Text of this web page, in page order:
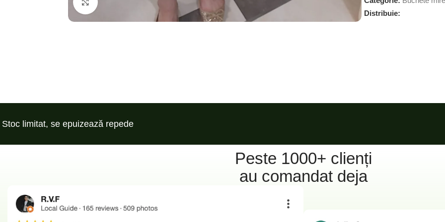
Click to enlarge
Distribuie:
Stoc limitat, se epuizează repede
Peste 1000+ clienți
au comandat deja